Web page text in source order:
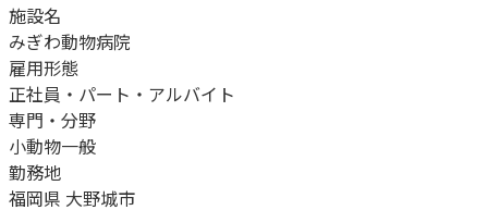
施設名
みぎわ動物病院
雇用形態
正社員・パート・アルバイト
専門・分野
小動物一般
勤務地
福岡県 大野城市